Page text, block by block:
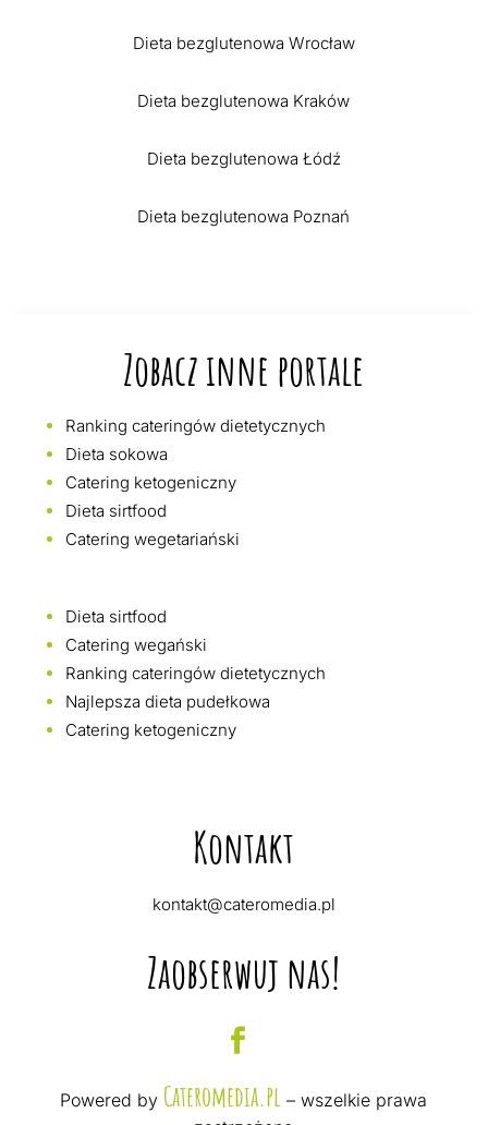
Dieta bezglutenowa Wrocław
Dieta bezglutenowa Kraków
Dieta bezglutenowa Łódź
Dieta bezglutenowa Poznań
Zobacz inne portale
Ranking cateringów dietetycznych
Dieta sokowa
Catering ketogeniczny
Dieta sirtfood
Catering wegetariański
Dieta sirtfood
Catering wegański
Ranking cateringów dietetycznych
Najlepsza dieta pudełkowa
Catering ketogeniczny
Kontakt
kontakt@cateromedia.pl
Zaobserwuj nas!
Powered by Cateromedia.pl – wszelkie prawa